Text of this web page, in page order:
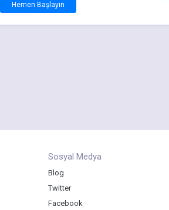
Hemen Başlayın
Sosyal Medya
Blog
Twitter
Facebook